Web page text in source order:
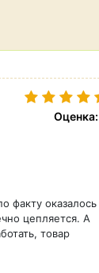
факту оказалось
цепляется. А
товар